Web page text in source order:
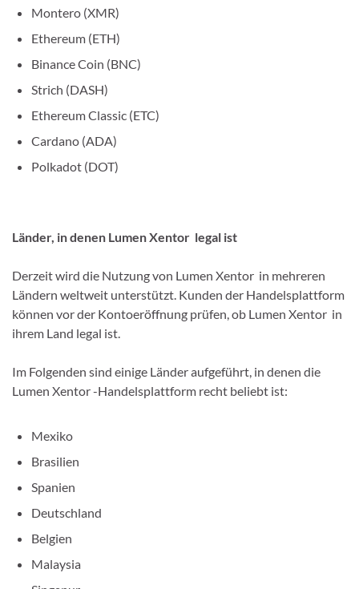
Montero (XMR)
Ethereum (ETH)
Binance Coin (BNC)
Strich (DASH)
Ethereum Classic (ETC)
Cardano (ADA)
Polkadot (DOT)
Länder, in denen Lumen Xentor legal ist
Derzeit wird die Nutzung von Lumen Xentor in mehreren
Ländern weltweit unterstützt. Kunden der Handelsplattform
können vor der Kontoeröffnung prüfen, ob Lumen Xentor in
ihrem Land legal ist.
Im Folgenden sind einige Länder aufgeführt, in denen die
Lumen Xentor -Handelsplattform recht beliebt ist:
Mexiko
Brasilien
Spanien
Deutschland
Belgien
Malaysia